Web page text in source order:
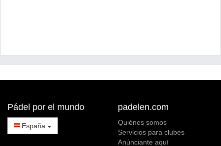
Pádel por el mundo
España
padelen.com
Quiénes somos
Servicios para clubes
Anúnciante aquí